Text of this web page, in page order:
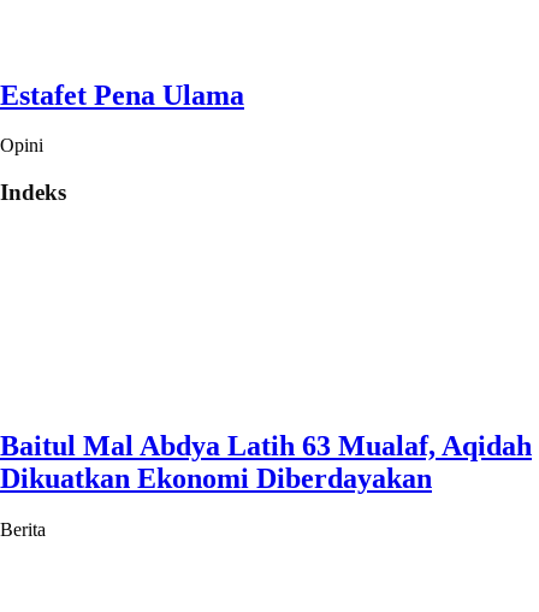
Estafet Pena Ulama
Opini
Indeks
Baitul Mal Abdya Latih 63 Mualaf, Aqidah
Dikuatkan Ekonomi Diberdayakan
Berita